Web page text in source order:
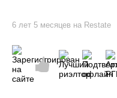
6 лет 5 месяцев на Restate